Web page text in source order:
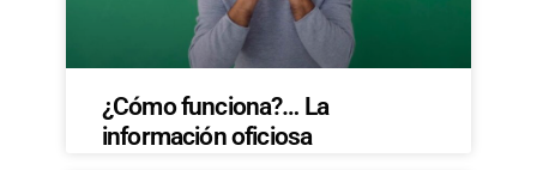
¿Cómo funciona?… La
información oficiosa